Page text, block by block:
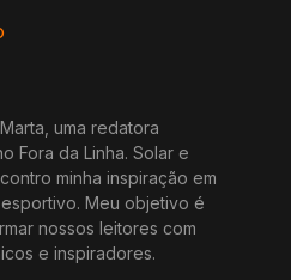
uma redatora
Fora da Linha. Solar e
minha inspiração em
Meu objetivo é
nossos leitores com
e inspiradores.